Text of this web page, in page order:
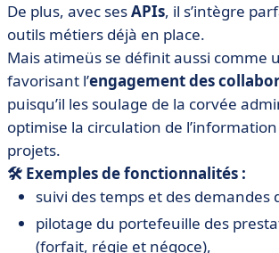
De plus, avec sesAPIs, il s’intègre
outils métiers déjà en place.
Mais atimeüs se définit aussi comme
favorisant l’engagement des
puisqu’il les soulage de la corvée
optimise la circulation de
projets.
🛠️ Exemples de fonctionnalités :
suivi des temps et des demandes
pilotage du portefeuille des
(forfait, régie et négoce),